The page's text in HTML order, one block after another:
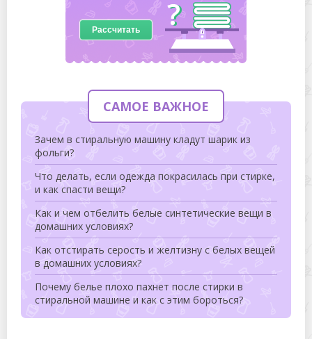
Рассчитать
САМОЕ ВАЖНОЕ
Зачем в стиральную машину кладут шарик из
фольги?
Что делать, если одежда покрасилась при стирке,
и как спасти вещи?
Как и чем отбелить белые синтетические вещи в
домашних условиях?
Как отстирать серость и желтизну с белых вещей
в домашних условиях?
Почему белье плохо пахнет после стирки в
стиральной машине и как с этим бороться?